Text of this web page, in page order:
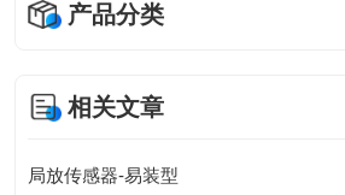
产品分类
相关文章
局放传感器-易装型